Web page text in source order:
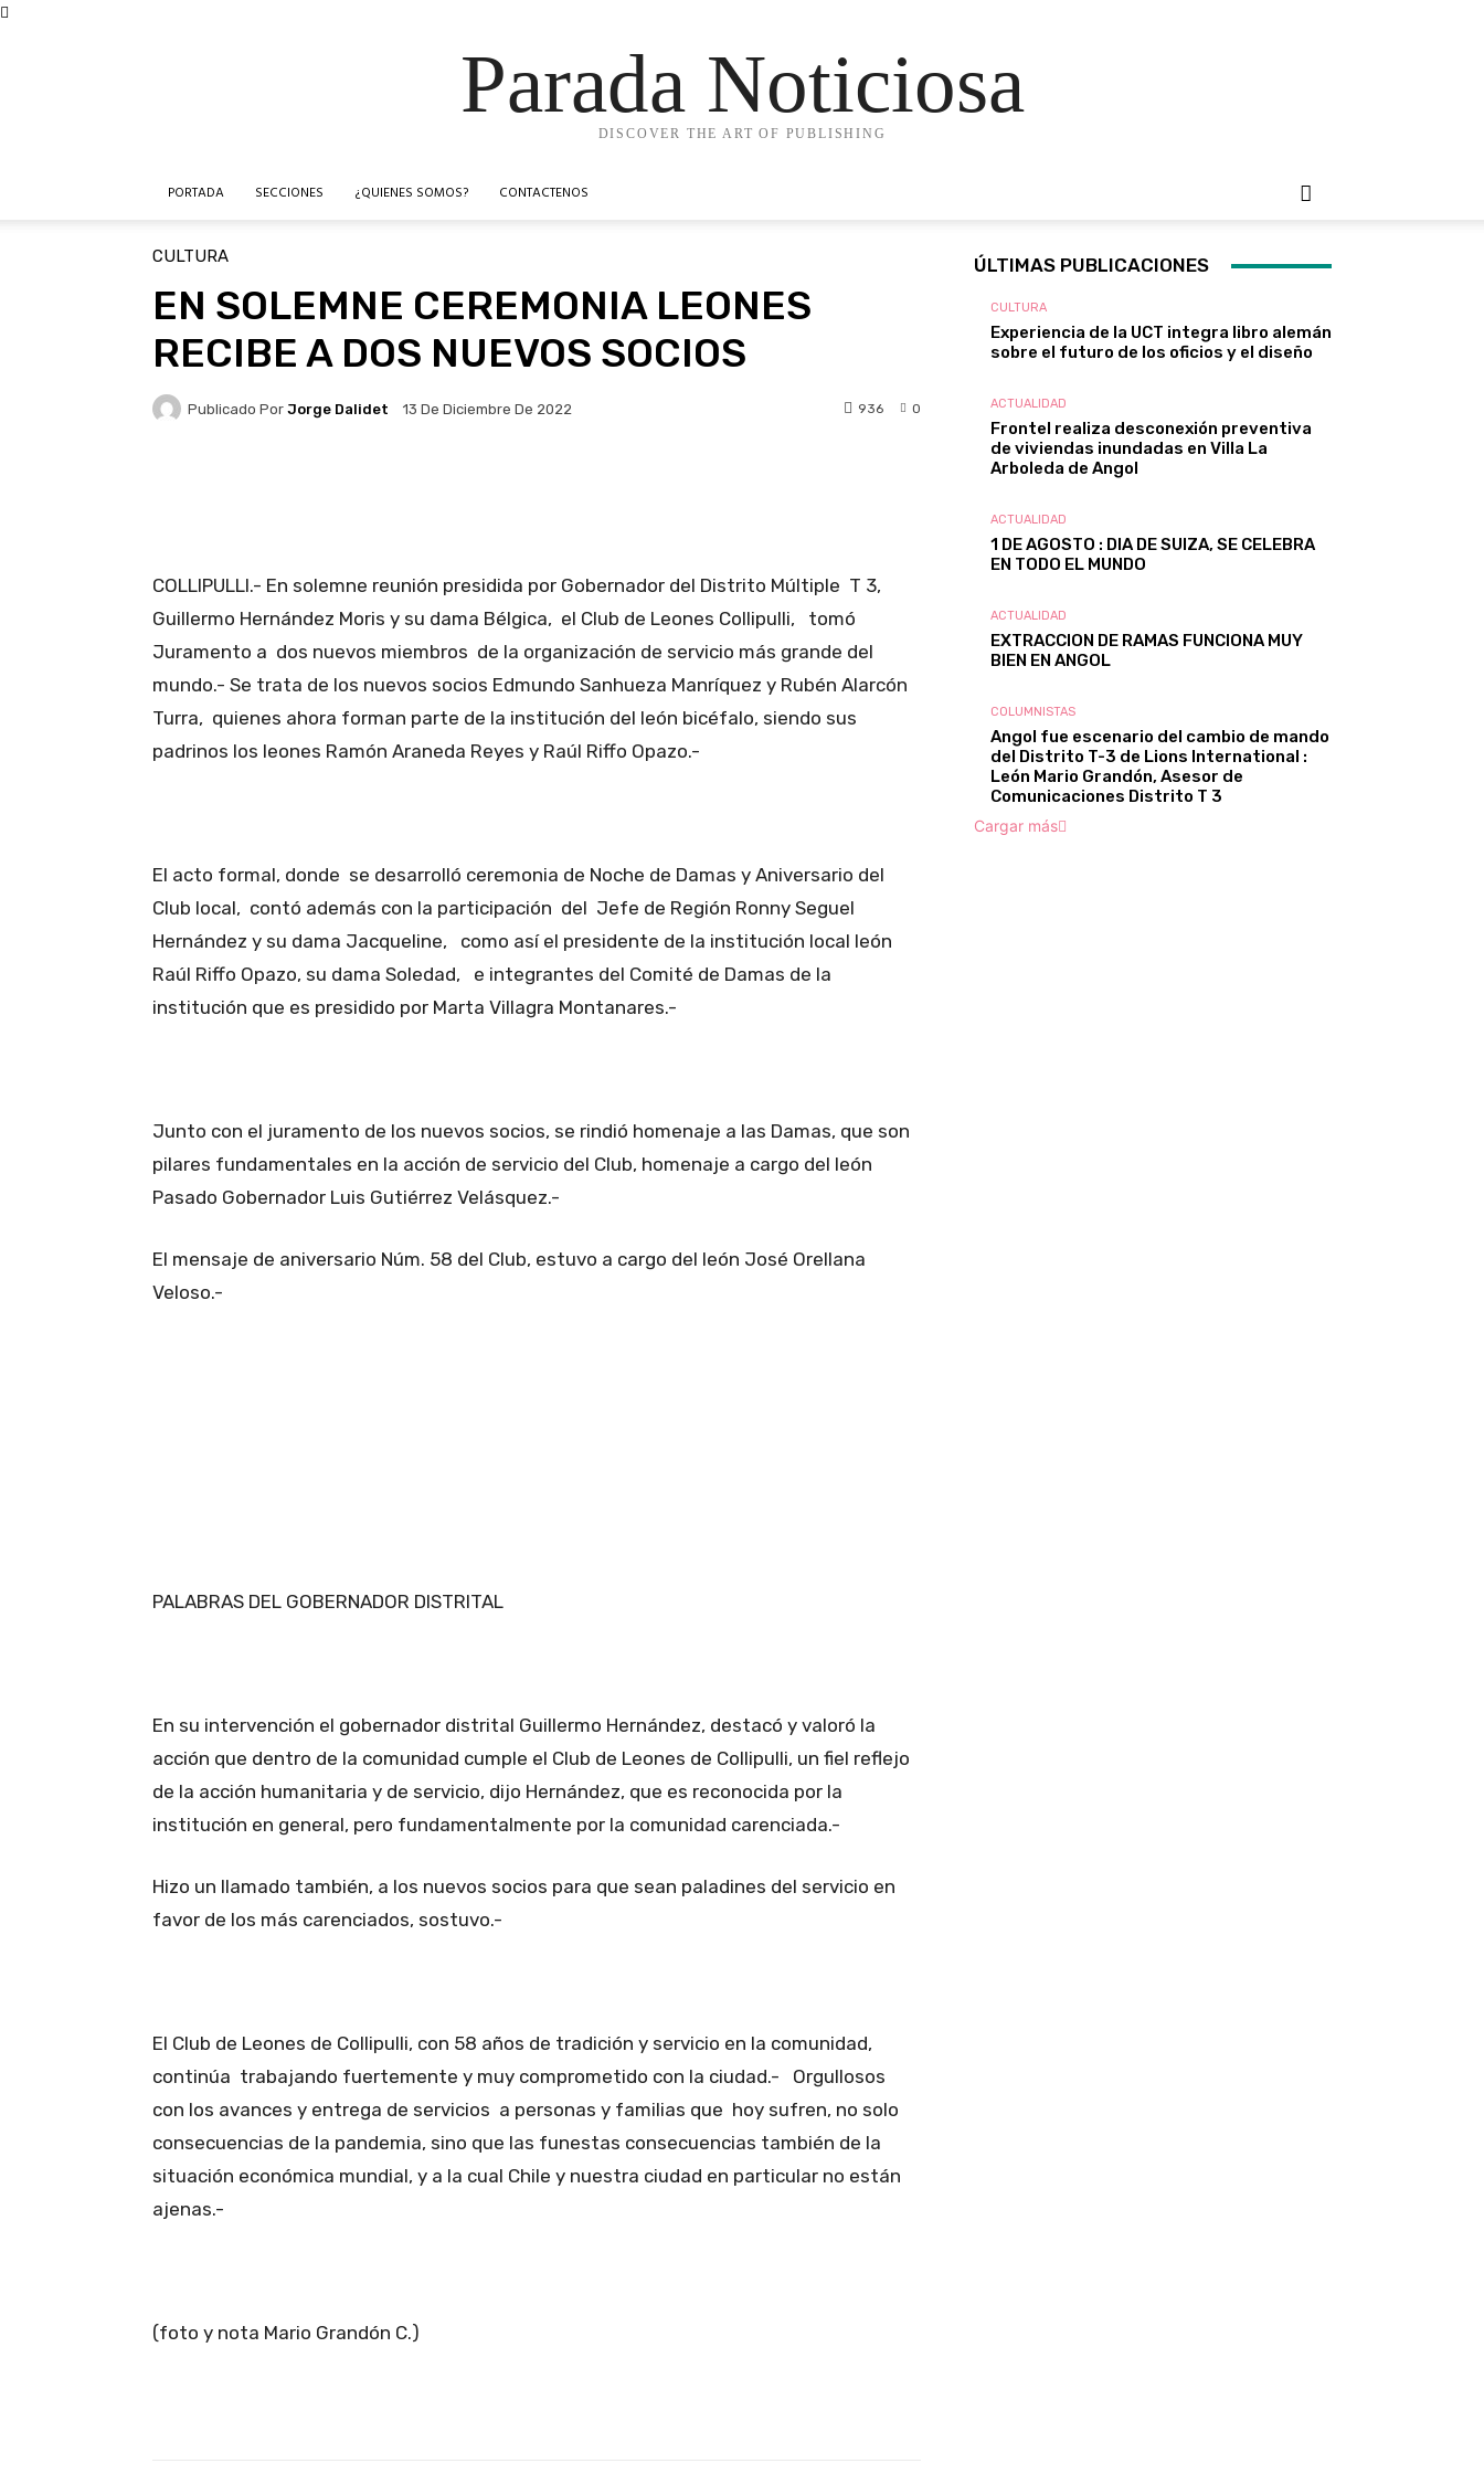
Parada Noticiosa
DISCOVER THE ART OF PUBLISHING
PORTADA SECCIONES ¿QUIENES SOMOS? CONTACTENOS
CULTURA
EN SOLEMNE CEREMONIA LEONES
RECIBE A DOS NUEVOS SOCIOS
Publicado Por Jorge Dalidet 13 De Diciembre De 2022 0
936
COLLIPULLI.- En solemne reunión presidida por Gobernador del Distrito Múltiple T 3,
Guillermo Hernández Moris y su dama Bélgica, el Club de Leones Collipulli, tomó
Juramento a dos nuevos miembros de la organización de servicio más grande del
mundo.- Se trata de los nuevos socios Edmundo Sanhueza Manríquez y Rubén Alarcón
Turra, quienes ahora forman parte de la institución del león bicéfalo, siendo sus
padrinos los leones Ramón Araneda Reyes y Raúl Riffo Opazo.-
El acto formal, donde se desarrolló ceremonia de Noche de Damas y Aniversario del
Club local, contó además con la participación del Jefe de Región Ronny Seguel
Hernández y su dama Jacqueline, como así el presidente de la institución local león
Raúl Riffo Opazo, su dama Soledad, e integrantes del Comité de Damas de la
institución que es presidido por Marta Villagra Montanares.-
Junto con el juramento de los nuevos socios, se rindió homenaje a las Damas, que son
pilares fundamentales en la acción de servicio del Club, homenaje a cargo del león
Pasado Gobernador Luis Gutiérrez Velásquez.-
El mensaje de aniversario Núm. 58 del Club, estuvo a cargo del león José Orellana
Veloso.-
PALABRAS DEL GOBERNADOR DISTRITAL
En su intervención el gobernador distrital Guillermo Hernández, destacó y valoró la
acción que dentro de la comunidad cumple el Club de Leones de Collipulli, un fiel reflejo
de la acción humanitaria y de servicio, dijo Hernández, que es reconocida por la
institución en general, pero fundamentalmente por la comunidad carenciada.-
Hizo un llamado también, a los nuevos socios para que sean paladines del servicio en
favor de los más carenciados, sostuvo.-
El Club de Leones de Collipulli, con 58 años de tradición y servicio en la comunidad,
continúa trabajando fuertemente y muy comprometido con la ciudad.- Orgullosos
con los avances y entrega de servicios a personas y familias que hoy sufren, no solo
consecuencias de la pandemia, sino que las funestas consecuencias también de la
situación económica mundial, y a la cual Chile y nuestra ciudad en particular no están
ajenas.-
(foto y nota Mario Grandón C.)
ÚLTIMAS PUBLICACIONES
CULTURA
Experiencia de la UCT integra libro alemán
sobre el futuro de los oficios y el diseño
ACTUALIDAD
Frontel realiza desconexión preventiva
de viviendas inundadas en Villa La
Arboleda de Angol
ACTUALIDAD
1 DE AGOSTO : DIA DE SUIZA, SE CELEBRA
EN TODO EL MUNDO
ACTUALIDAD
EXTRACCION DE RAMAS FUNCIONA MUY
BIEN EN ANGOL
COLUMNISTAS
Angol fue escenario del cambio de mando
del Distrito T-3 de Lions International :
León Mario Grandón, Asesor de
Comunicaciones Distrito T 3
Cargar más